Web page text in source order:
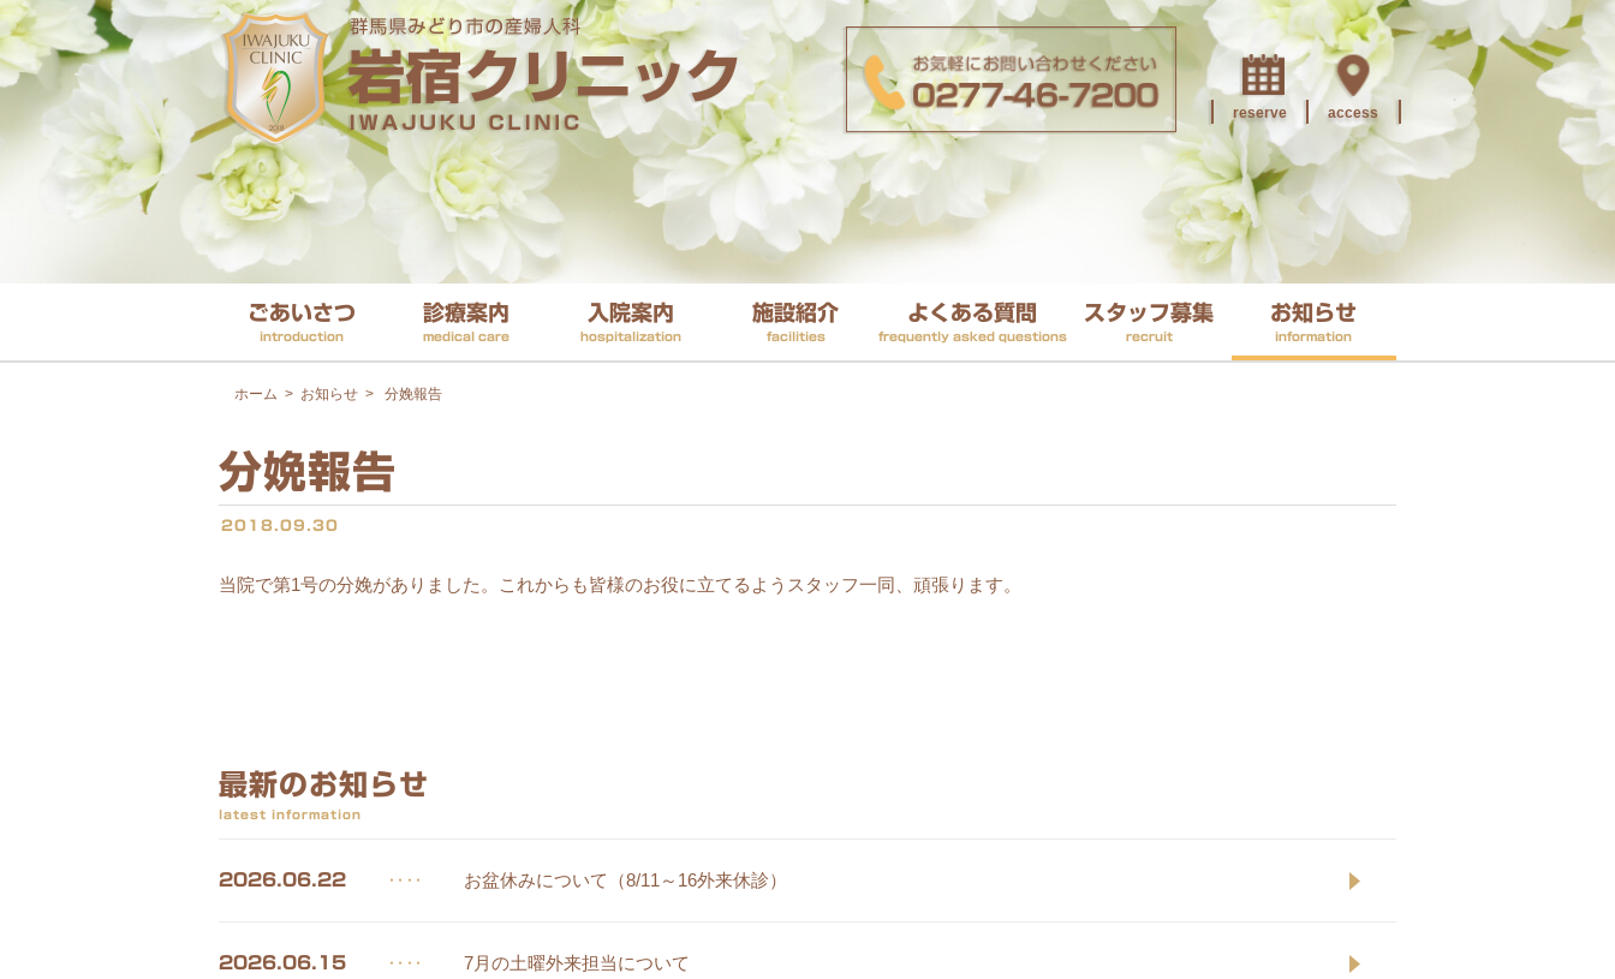
reserve access
ごあいさつ
introduction
診療案内
medical care
入院案内
hospitalization
施設紹介
facilities
よくある質問
frequently asked questions
スタッフ募集
recruit
お知らせ
information
ホーム > お知らせ > 分娩報告
分娩報告
2018.09.30
当院で第1号の分娩がありました。これからも皆様のお役に立てるようスタッフ一同、頑張ります。
最新のお知らせ
latest information
2026.06.22 ‥‥ お盆休みについて（8/11～16外来休診）
2026.06.15 ‥‥ 7月の土曜外来担当について